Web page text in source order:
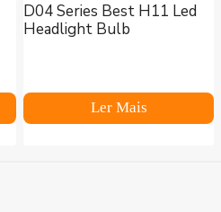
D04 Series Best H11 Led
Headlight Bulb
Ler Mais